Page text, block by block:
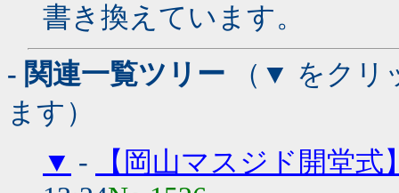
書き換えています。
- 関連一覧ツリー （▼ をクリ
ます）
▼ -
【岡山マスジド開堂式